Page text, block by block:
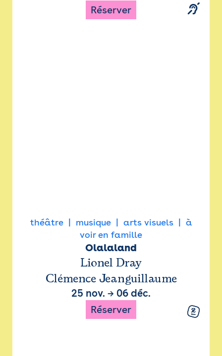
Réserver
théâtre musique arts visuels
à
voir en famille
Olalaland
Lionel Dray
Clémence Jeanguillaume
25 nov. → 06 déc.
Réserver